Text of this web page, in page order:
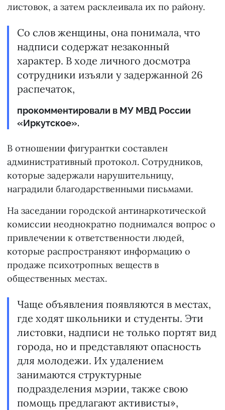
листовок, а затем расклеивала их по району.
Со слов женщины, она понимала, что
надписи содержат незаконный
характер. В ходе личного досмотра
сотрудники изъяли у задержанной 26
распечаток,
прокомментировали в МУ МВД России
«Иркутское».
В отношении фигурантки составлен
административный протокол. Сотрудников,
которые задержали нарушительницу,
наградили благодарственными письмами.
На заседании городской антинаркотической
комиссии неоднократно поднимался вопрос о
привлечении к ответственности людей,
которые распространяют информацию о
продаже психотропных веществ в
общественных местах.
Чаще объявления появляются в местах,
где ходят школьники и студенты. Эти
листовки, надписи не только портят вид
города, но и представляют опасность
для молодежи. Их удалением
занимаются структурные
подразделения мэрии, также свою
помощь предлагают активисты»,